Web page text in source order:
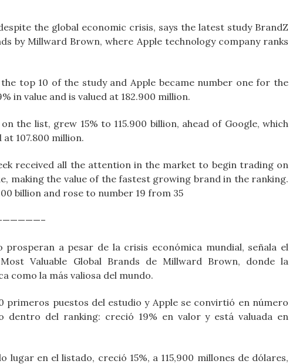
the global economic crisis, says the latest study BrandZ
by Millward Brown, where Apple technology company ranks
top 10 of the study and Apple became number one for the
in value and is valued at 182.900 million.
the list, grew 15% to 115.900 billion, ahead of Google, which
107.800 million.
received all the attention in the market to begin trading on
making the value of the fastest growing brand in the ranking.
billion and rose to number 19 from 35
prosperan a pesar de la crisis económica mundial, señala el
Valuable Global Brands de Millward Brown, donde la
como la más valiosa del mundo.
primeros puestos del estudio y Apple se convirtió en número
dentro del ranking: creció 19% en valor y está valuada en
lugar en el listado, creció 15%, a 115,900 millones de dólares,